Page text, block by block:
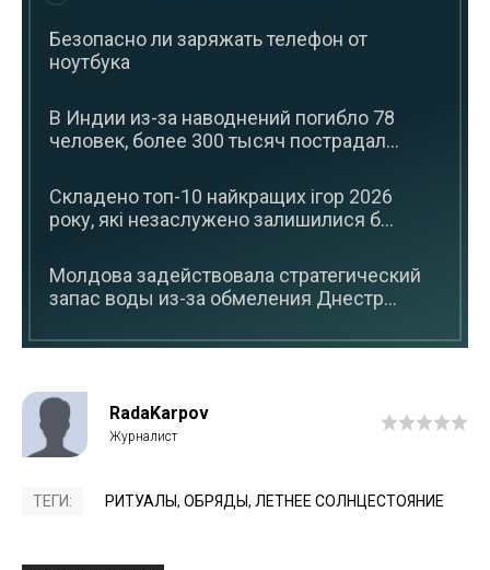
Безопасно ли заряжать телефон от
ноутбука
В Индии из-за наводнений погибло 78
человек, более 300 тысяч пострадал...
Складено топ-10 найкращих ігор 2026
року, які незаслужено залишилися б...
Молдова задействовала стратегический
запас воды из-за обмеления Днестр...
RadaKarpov
ТЕГИ: РИТУАЛЫ, ОБРЯДЫ, ЛЕТНЕЕ СОЛНЦЕСТОЯНИЕ